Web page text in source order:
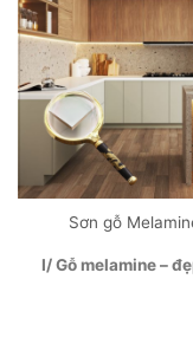
Sơn gỗ
I/ Gỗ melamine –